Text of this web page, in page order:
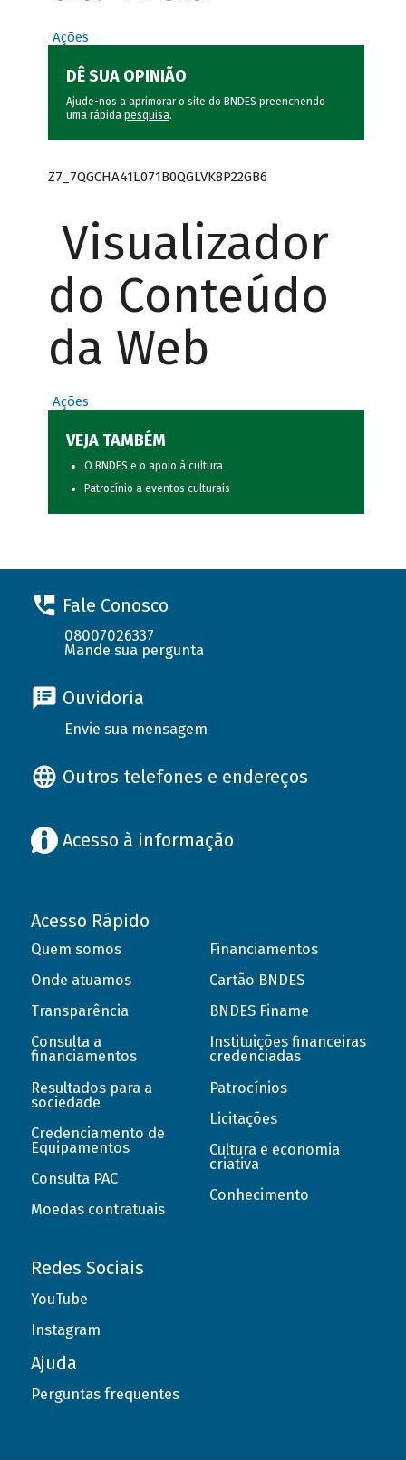
Ações
DÊ SUA OPINIÃO
Ajude-nos a aprimorar o site do BNDES preenchendo
uma rápida pesquisa.
Z7_7QGCHA41L071B0QGLVK8P22GB6
Visualizador
do Conteúdo
da Web
Ações
VEJA TAMBÉM
O BNDES e o apoio à cultura
Patrocínio a eventos culturais
Fale Conosco
08007026337
Mande sua pergunta
Ouvidoria
Envie sua mensagem
Outros telefones e endereços
Acesso à informação
Acesso Rápido
Quem somos
Onde atuamos
Transparência
Consulta a
financiamentos
Resultados para a
sociedade
Credenciamento de
Equipamentos
Consulta PAC
Moedas contratuais
Financiamentos
Cartão BNDES
BNDES Finame
Instituições financeiras
credenciadas
Patrocínios
Licitações
Cultura e economia
criativa
Conhecimento
Redes Sociais
YouTube
Instagram
Ajuda
Perguntas frequentes